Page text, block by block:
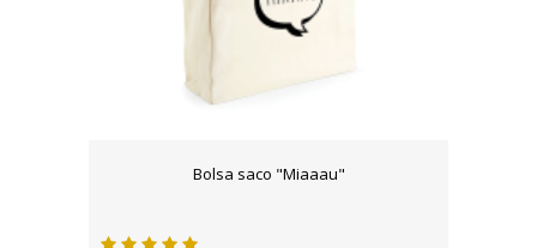
Bolsa saco "Miaaau"